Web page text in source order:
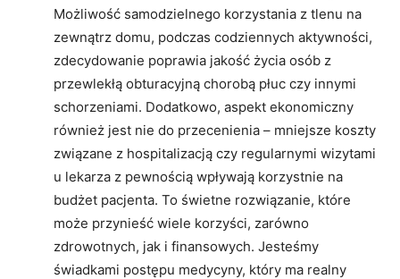
Możliwość samodzielnego korzystania z tlenu na
zewnątrz domu, podczas codziennych aktywności,
zdecydowanie poprawia jakość życia osób z
przewlekłą obturacyjną chorobą płuc czy innymi
schorzeniami. Dodatkowo, aspekt ekonomiczny
również jest nie do przecenienia – mniejsze koszty
związane z hospitalizacją czy regularnymi wizytami
u lekarza z pewnością wpływają korzystnie na
budżet pacjenta. To świetne rozwiązanie, które
może przynieść wiele korzyści, zarówno
zdrowotnych, jak i finansowych. Jesteśmy
świadkami postępu medycyny, który ma realny